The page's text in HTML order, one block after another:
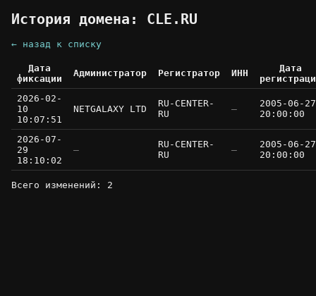
История домена: CLE.RU
← назад к списку
Дата
фиксации
Администратор Регистратор ИНН
Дата
2026-02-
10
10:07:51
NETGALAXY LTD
RU-CENTER-
RU
—
2005-06-27
20:00:00
2026-07-
29
18:10:02
—
RU-CENTER-
RU
—
2005-06-27
20:00:00
Всего изменений: 2